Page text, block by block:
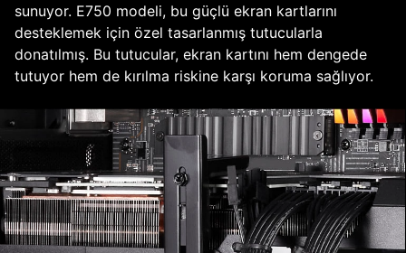
sunuyor. E750 modeli, bu güçlü ekran kartlarını
desteklemek için özel tasarlanmış tutucularla
donatılmış. Bu tutucular, ekran kartını hem dengede
tutuyor hem de kırılma riskine karşı koruma sağlıyor.